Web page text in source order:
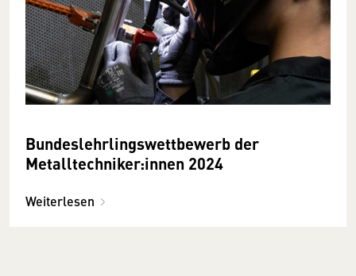
Bundeslehrlingswettbewerb der
Metalltechniker:innen 2024
Weiterlesen